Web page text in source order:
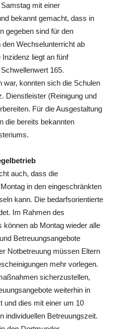
mit einer
bekannt gemacht, dass in
gegeben sind für den
Wechselunterricht ab
liegt an fünf
165.
war, konnten sich die Schulen
Dienstleister (Reinigung und
Für die Ausgestaltung
die bereits bekannten
auch, dass die
in den eingeschränkten
kann. Die bedarfsorientierte
Im Rahmen des
können ab Montag wieder alle
Betreuungsangebote
Notbetreuung müssen Eltern
mehr vorlegen.
sicherzustellen,
weiterhin in
und dies mit einer um 10
individuellen Betreuungszeit.